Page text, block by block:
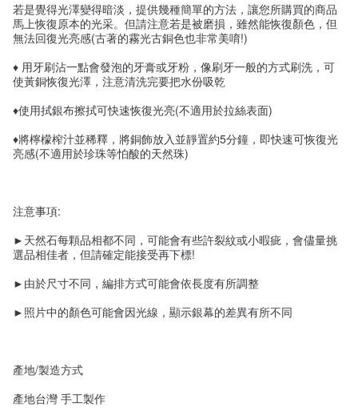
若是覺得光澤變得暗淡，提供幾種簡單的方法，讓您所購買的商品
馬上恢復原本的光采。但請注意若是被磨損，雖然能恢復顏色，但
無法回復光亮感(古著的霧光古銅色也非常美唷!)
♦ 用牙刷沾一點會發泡的牙膏或牙粉，像刷牙一般的方式刷洗，可
使黃銅恢復光澤，注意清洗完要把水份吸乾
♦使用拭銀布擦拭可快速恢復光亮(不適用於拉絲表面)
♦將檸檬榨汁並稀釋，將銅飾放入並靜置約5分鐘，即快速可恢復光
亮感(不適用於珍珠等怕酸的天然珠)
注意事項:
►天然石每顆品相都不同，可能會有些許裂紋或小暇疵，會儘量挑
選品相佳者，但請確定能接受再下標!
►由於尺寸不同，編排方式可能會依長度有所調整
►照片中的顏色可能會因光線，顯示銀幕的差異有所不同
產地/製造方式
產地台灣 手工製作